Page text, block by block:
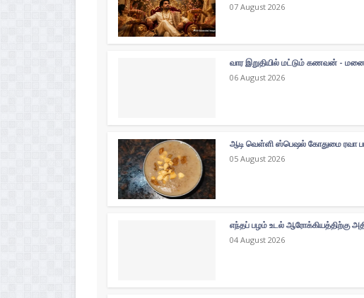
07 August 2026
வார இறுதியில் மட்டும் கணவன் -
06 August 2026
ஆடி வெள்ளி ஸ்பெஷல் கோதுமை ரவா
05 August 2026
எந்தப் பழம் உடல் ஆரோக்கியத்திற்கு
04 August 2026